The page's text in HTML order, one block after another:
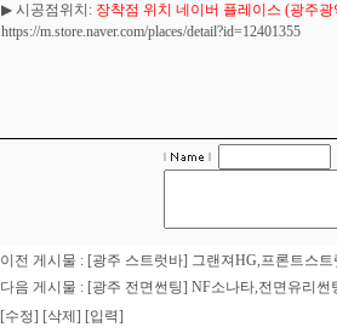
▶ 시공점위치: 장착점 위치 네이버 플레이스 (광주
https://m.store.naver.com/places/detail?id=12401355
이전 게시물 : [광주 스트럿바] 그랜져HG,프론트스
다음 게시물 : [광주 전면썬팅] NF소나타,전면유리
[수정] [삭제] [입력]